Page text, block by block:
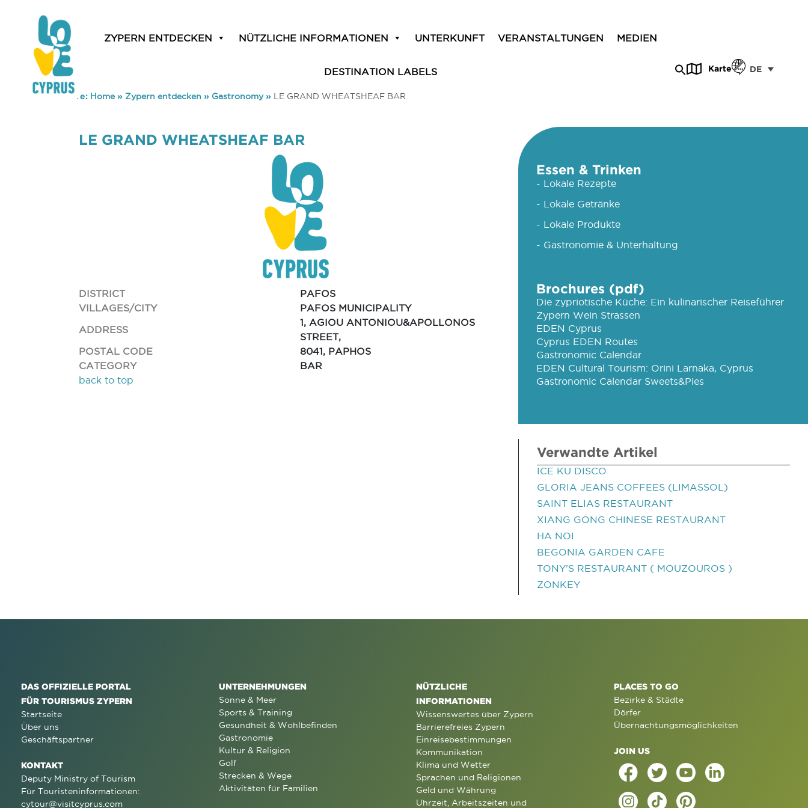
ZYPERN ENTDECKEN NÜTZLICHE INFORMATIONEN UNTERKUNFT VERANSTALTUNGEN MEDIEN
DESTINATION LABELS Karte DE
You are here: Home» Zypern entdecken » Gastronomy» LE GRAND WHEATSHEAF BAR
LE GRAND WHEATSHEAF BAR
DISTRICT
PAFOS
VILLAGES/CITY
PAFOS MUNICIPALITY
ADDRESS
1, AGIOU ANTONIOU&APOLLONOS
STREET,
POSTAL CODE
8041, PAPHOS
CATEGORY
BAR
back to top
Essen & Trinken
- Lokale Rezepte
- Lokale Getränke
- Lokale Produkte
- Gastronomie & Unterhaltung
Brochures (pdf)
Die zypriotische Küche: Ein kulinarischer Reiseführer
Zypern Wein Strassen
EDEN Cyprus
Cyprus EDEN Routes
Gastronomic Calendar
EDEN Cultural Tourism: Orini Larnaka, Cyprus
Gastronomic Calendar Sweets&Pies
Verwandte Artikel
ICE KU DISCO
GLORIA JEANS COFFEES (LIMASSOL)
SAINT ELIAS RESTAURANT
XIANG GONG CHINESE RESTAURANT
HA NOI
BEGONIA GARDEN CAFE
TONY'S RESTAURANT ( MOUZOUROS )
ZONKEY
DAS OFFIZIELLE PORTAL
FÜR TOURISMUS ZYPERN
Startseite
Über uns
Geschäftspartner
KONTAKT
Deputy Ministry of Tourism
Für Touristeninformationen:
cytour@visitcyprus.com
UNTERNEHMUNGEN
Sonne & Meer
Sports & Training
Gesundheit & Wohlbefinden
Gastronomie
Kultur & Religion
Golf
Strecken & Wege
Aktivitäten für Familien
NÜTZLICHE
INFORMATIONEN
Wissenswertes über Zypern
Barrierefreies Zypern
Einreisebestimmungen
Kommunikation
Klima und Wetter
Sprachen und Religionen
Geld und Währung
Uhrzeit, Arbeitszeiten und
PLACES TO GO
Bezirke & Städte
Dörfer
Übernachtungsmöglichkeiten
JOIN US